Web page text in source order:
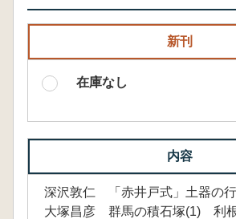
新刊
在庫なし
内容
深沢敦仁 「赤井戸式」土器の
大塚昌彦 群馬の積石塚(1) 利